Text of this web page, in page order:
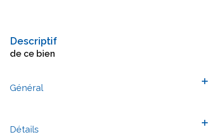
descriptif
de ce bien
Général
Détails